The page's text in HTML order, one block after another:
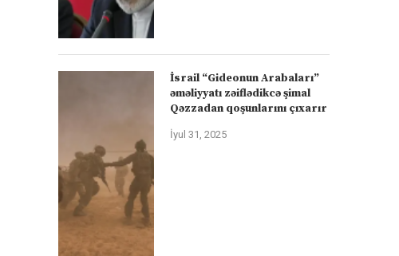
İsrail “Gideonun Arabaları”
əməliyyatı zəiflədikcə şimal
Qəzzadan qoşunlarını çıxarır
İyul 31, 2025